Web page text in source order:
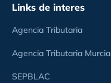
Links de interes
Agencia Tributaria
Agencia Tributaria Murcia
SEPBLAC